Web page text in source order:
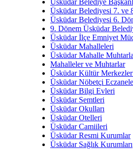
İmar Sorunlarının Genel
Arakan
Bayramın
Ruhsal
Üsküdar
Üsküdar Belediye
Üsküdar Belediyesi 7. ve
Üsküdar Belediyesi 6.
9. Dönem Üsküdar
Üsküdar İlçe Emniyet
Üsküdar Mahalleleri
Üsküdar Mahalle
Mahalleler ve Muhtarlar
Üsküdar Kültür
Üsküdar Nöbetçi
Üsküdar Bilgi Evleri
Üsküdar Semtleri
Üsküdar Okulları
Üsküdar Otelleri
Üsküdar Camiileri
Üsküdar Resmi Kurumlar
Üsküdar Sağlık Kurumları